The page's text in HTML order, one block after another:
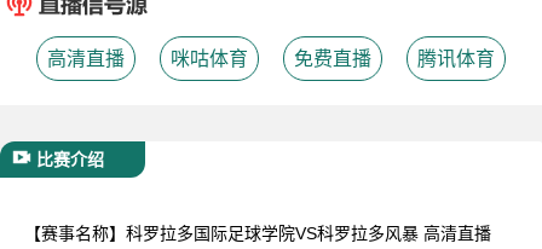
高清直播 咪咕体育 免费直播 腾讯体育
比赛介绍
【赛事名称】 科罗拉多国际足球学院VS科罗拉多风暴 高清直播